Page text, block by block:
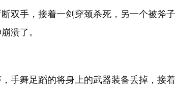
双手，接着一剑穿颈杀死，另一个被斧
溃了。
手舞足蹈的将身上的武器装备丢掉，接